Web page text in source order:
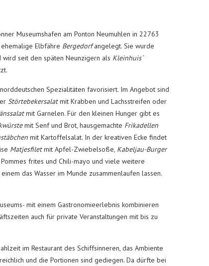
Museumshafen am Ponton Neumuhlen in 22763
Elbfähre Bergedorfangelegt. Sie wurde
seit den späten Neunzigern als Kleinhuis´
Spezialitäten favorisiert. Im Angebot sind
Störtebekersalatmit Krabben und Lachsstreifen oder
mit Garnelen. Für den kleinen Hunger gibt es
mit Senf und Brot, hausgemachte Frikadellen
mit Kartoffelsalat. In der kreativen Ecke findet
Matjesfiletmit Apfel-Zwiebelsoße, Kabeljau-Burger
frites und Chili-mayo und viele weitere
das Wasser im Munde zusammenlaufen lassen.
mit einem Gastronomieerlebnis kombinieren
auch für private Veranstaltungen mit bis zu
im Restaurant des Schiffsinneren, das Ambiente
und die Portionen sind gediegen. Da dürfte bei